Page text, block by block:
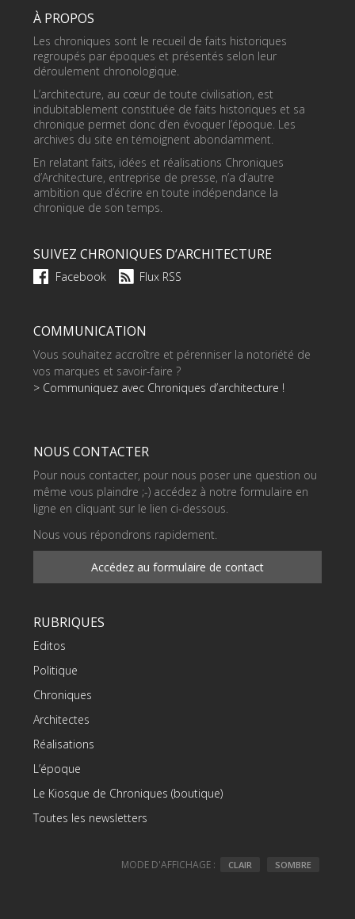
À PROPOS
Les chroniques sont le recueil de faits historiques
regroupés par époques et présentés selon leur
déroulement chronologique.
L’architecture, au cœur de toute civilisation, est
indubitablement constituée de faits historiques et sa
chronique permet donc d’en évoquer l’époque. Les
archives du site en témoignent abondamment.
En relatant faits, idées et réalisations Chroniques
d’Architecture, entreprise de presse, n’a d’autre
ambition que d’écrire en toute indépendance la
chronique de son temps.
SUIVEZ CHRONIQUES D’ARCHITECTURE
Facebook Flux RSS
COMMUNICATION
Vous souhaitez accroître et pérenniser la notoriété de
vos marques et savoir-faire ?
> Communiquez avec Chroniques d’architecture !
NOUS CONTACTER
Pour nous contacter, pour nous poser une question ou
même vous plaindre ;-) accédez à notre formulaire en
ligne en cliquant sur le lien ci-dessous.
Nous vous répondrons rapidement.
Accédez au formulaire de contact
RUBRIQUES
Editos
Politique
Chroniques
Architectes
Réalisations
L’époque
Le Kiosque de Chroniques (boutique)
Toutes les newsletters
MODE D'AFFICHAGE : CLAIR SOMBRE